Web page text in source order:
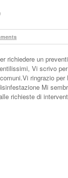
richiedere un
Vi scrivo
ringrazio
Mi
richieste di